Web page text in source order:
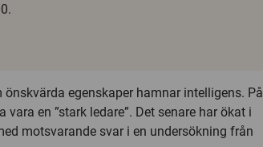
egenskaper hamnar intelligens. På
en ”stark ledare”. Det senare har ökat i
motsvarande svar i en undersökning från